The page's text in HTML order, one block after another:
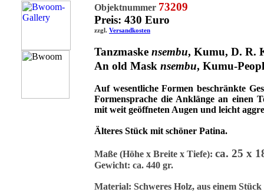
Objektnummer 73209
Preis: 430 Euro
zzgl. Versandkosten
Tanzmaske nsembu, Kumu, D. R.
An old Mask nsembu, Kumu-
Auf wesentliche Formen beschränkte
Formensprache die Anklänge an einen
mit weit geöffneten Augen und leicht
Älteres Stück mit schöner Patina.
Maße (Höhe x Breite x Tiefe): ca. 25 x
Gewicht: ca. 440 gr.
Material: Schweres Holz, aus einem